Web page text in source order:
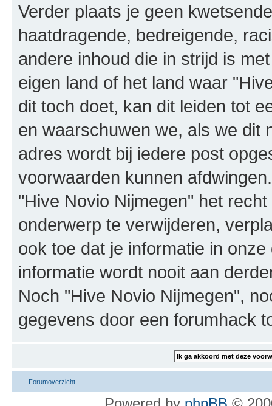
Verder plaats je geen
haatdragende, bedreigende,
andere inhoud die in strijd is
eigen land of het land waar
dit toch doet, kan dit leiden tot
en waarschuwen we, als we dit
adres wordt bij iedere post
voorwaarden kunnen
"Hive Novio Nijmegen" het
onderwerp te verwijderen,
ook toe dat je informatie in
informatie wordt nooit aan
Noch "Hive Novio Nijmegen",
gegevens door een forumhack
Forumoverzicht